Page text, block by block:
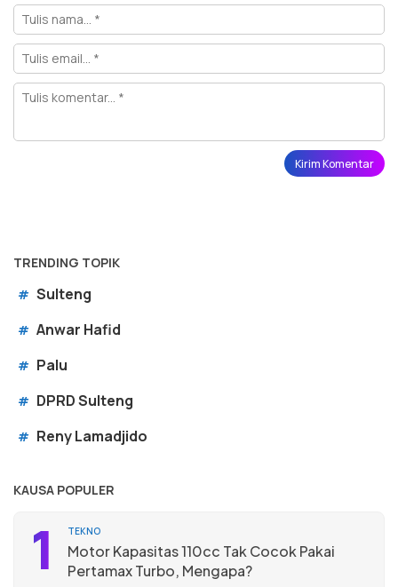
TRENDING TOPIK
# Sulteng
# Anwar Hafid
# Palu
# DPRD Sulteng
# Reny Lamadjido
KAUSA POPULER
1 TEKNO
Motor Kapasitas 110cc Tak Cocok Pakai
Pertamax Turbo, Mengapa?